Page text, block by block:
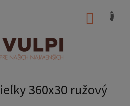
360x30 ružový